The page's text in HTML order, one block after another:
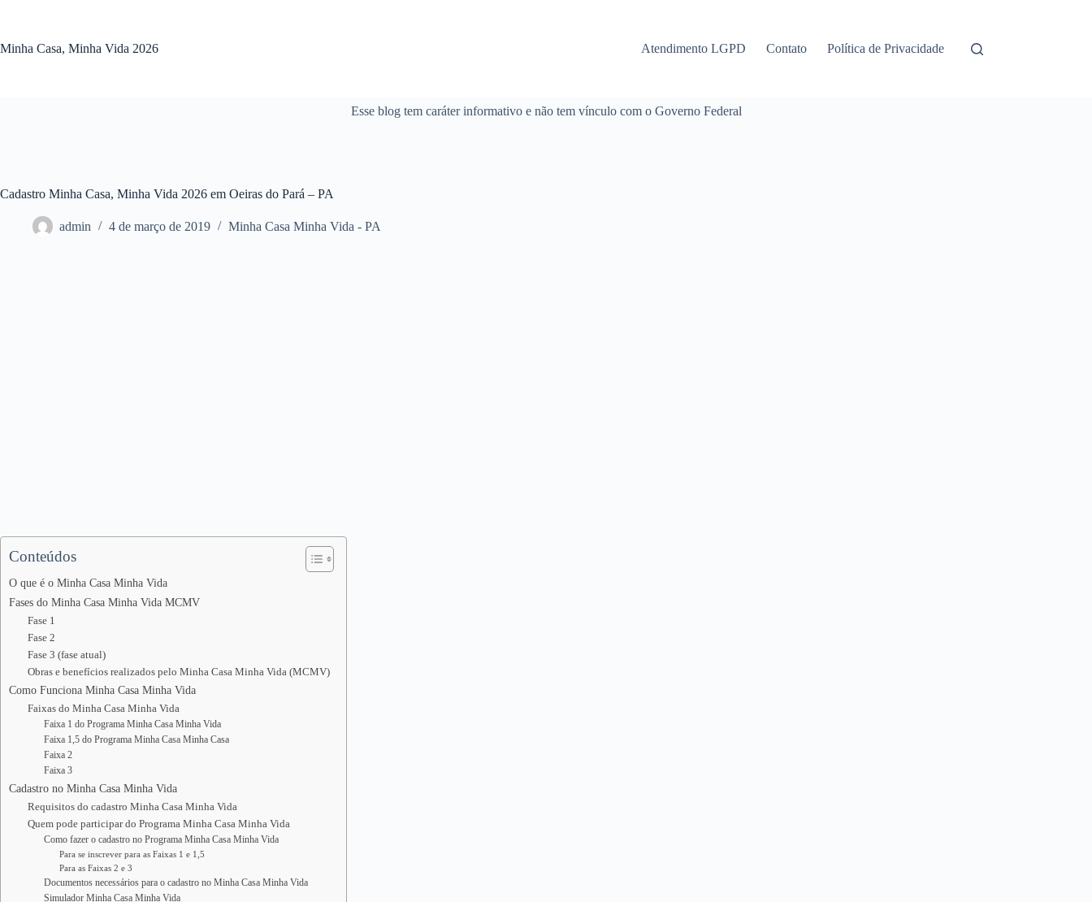
conteúdo
Minha Casa, Minha Vida 2026 Atendimento LGPD Contato Política de Privacidade
Esse blog tem caráter informativo e não tem vínculo com o Governo Federal
Cadastro Minha Casa, Minha Vida 2026 em Oeiras do Pará – PA
admin 4 de março de 2019 Minha Casa Minha Vida - PA
Conteúdos
O que é o Minha Casa Minha Vida
Fases do Minha Casa Minha Vida MCMV
Fase 1
Fase 2
Fase 3 (fase atual)
Obras e benefícios realizados pelo Minha Casa Minha Vida (MCMV)
Como Funciona Minha Casa Minha Vida
Faixas do Minha Casa Minha Vida
Faixa 1 do Programa Minha Casa Minha Vida
Faixa 1,5 do Programa Minha Casa Minha Casa
Faixa 2
Faixa 3
Cadastro no Minha Casa Minha Vida
Requisitos do cadastro Minha Casa Minha Vida
Quem pode participar do Programa Minha Casa Minha Vida
Como fazer o cadastro no Programa Minha Casa Minha Vida
Para se inscrever para as Faixas 1 e 1,5
Para as Faixas 2 e 3
Documentos necessários para o cadastro no Minha Casa Minha Vida
Simulador Minha Casa Minha Vida